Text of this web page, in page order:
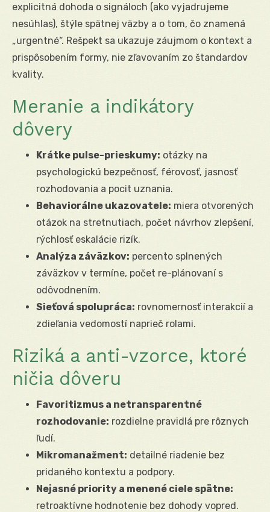
explicitná dohoda o signáloch (ako vyjadrujeme
nesúhlas), štýle spätnej väzby a o tom, čo znamená
„urgentné“. Rešpekt sa ukazuje záujmom o kontext a
prispôsobením formy, nie zľavovaním zo štandardov
kvality.
Meranie a indikátory
dôvery
Krátke pulse-prieskumy: otázky na
psychologickú bezpečnosť, férovosť, jasnosť
rozhodovania a pocit uznania.
Behaviorálne ukazovatele: miera otvorených
otázok na stretnutiach, počet návrhov zlepšení,
rýchlosť eskalácie rizík.
Analýza záväzkov: percento splnených
záväzkov v termíne, počet re-plánovaní s
odôvodnením.
Sieťová spolupráca: rovnomernosť interakcií a
zdieľania vedomostí naprieč rolami.
Riziká a anti-vzorce, ktoré
ničia dôveru
Favoritizmus a netransparentné
rozhodovanie: rozdielne pravidlá pre rôznych
ľudí.
Mikromanažment: detailné riadenie bez
pridaného kontextu a podpory.
Nejasné priority a menené ciele spätne:
retroaktívne hodnotenie bez dohody vopred.